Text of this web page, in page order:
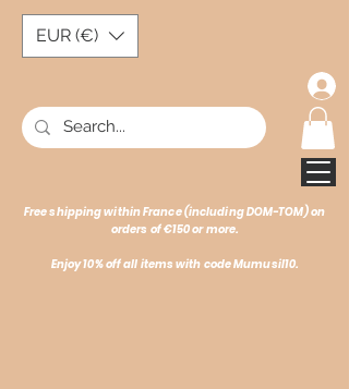
EUR (€)
Free shipping within France (including DOM-TOM) on
orders of €150 or more.
Enjoy 10% off all items with code Mumusil10.